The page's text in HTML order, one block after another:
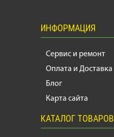
ИНФОРМАЦИЯ
Сервис и ремонт
Оплата и Доставка
Блог
Карта сайта
КАТАЛОГ ТОВАРОВ